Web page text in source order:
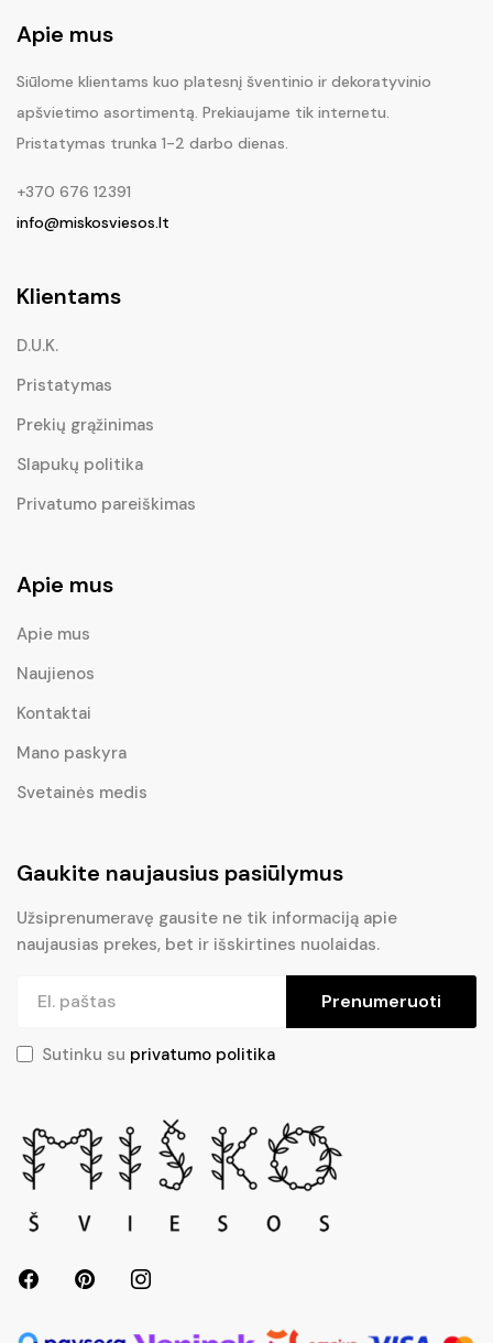
Apie mus
Siūlome klientams kuo platesnį šventinio ir dekoratyvinio
apšvietimo asortimentą. Prekiaujame tik internetu.
Pristatymas trunka 1-2 darbo dienas.
+370 676 12391
info@miskosviesos.lt
Klientams
D.U.K.
Pristatymas
Prekių grąžinimas
Slapukų politika
Privatumo pareiškimas
Apie mus
Apie mus
Naujienos
Kontaktai
Mano paskyra
Svetainės medis
Gaukite naujausius pasiūlymus
Užsiprenumeravę gausite ne tik informaciją apie
naujausias prekes, bet ir išskirtines nuolaidas.
Prenumeruoti
Sutinku su privatumo politika